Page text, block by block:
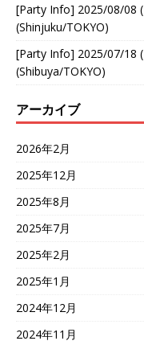
[Party Info] 2025/08/08
(Shinjuku/TOKYO)
[Party Info] 2025/07/18
(Shibuya/TOKYO)
アーカイブ
2026年2月
2025年12月
2025年8月
2025年7月
2025年2月
2025年1月
2024年12月
2024年11月